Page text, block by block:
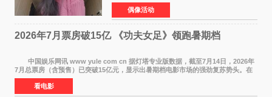
此，欢娱影视创始人于正在社交平台发文回应，
字里行间流露不舍与祝福。 于正透露，以前
每次有演员到期不
偶像活动
2026年7月票房破15亿 《功夫女足》领跑暑期档
中国娱乐网讯 www yule com cn 据灯塔专业版数据，截至7月14日，2026年
7月总票房（含预售）已突破15亿元，显示出暑期档电影市场的强劲复苏势头。在
众多上映影片中，《功夫女足》《小黄人与大
看电影